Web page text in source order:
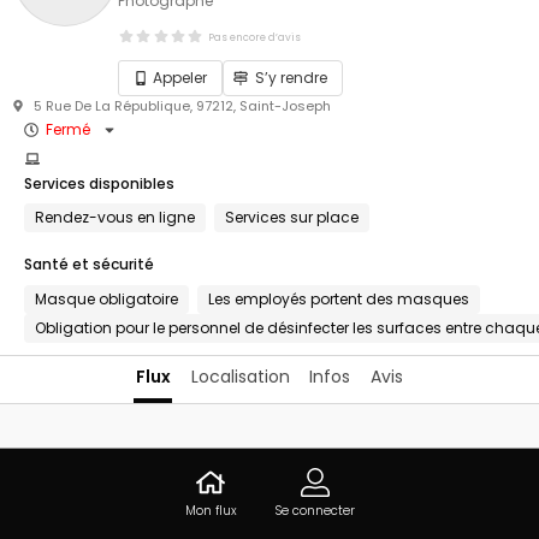
Pas encore d’avis
Appeler S’y rendre
5 Rue De La République, 97212, Saint-Joseph
Fermé
Services disponibles
Rendez-vous en ligne
Services sur place
Santé et sécurité
Masque obligatoire
Les employés portent des masques
Obligation pour le personnel de désinfecter les surfaces entre
Flux Localisation Infos Avis
Vous êtes propriétaire de cet
établissement ?
Mon flux Se connecter